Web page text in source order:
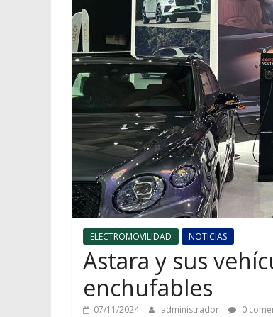
ELECTROMOVILIDAD NOTICIAS
Astara y sus
enchufables
07/11/2024 administrador 0